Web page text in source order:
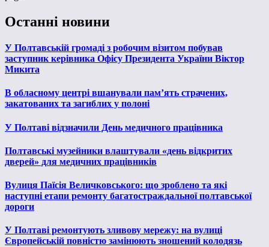
Останні новини
У Полтавській громаді з робочим візитом побував
заступник керівника Офісу Президента України Віктор
Микита
В обласному центрі вшанували пам’ять страчених,
закатованих та загиблих у полоні
У Полтаві відзначили День медичного працівника
Полтавські музейники влаштували «день відкритих
дверей» для медичних працівників
Вулиця Паїсія Величковського: що зроблено та які
наступні етапи ремонту багатостраждальної полтавської
дороги
У Полтаві ремонтують зливову мережу: на вулиці
Європейській повністю замінюють зношений колодязь